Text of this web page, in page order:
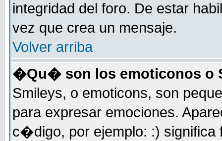
integridad del foro. De estar
vez que crea un mensaje.
Volver arriba
�Qu� son los emoticonos o
Smileys, o emoticons, son
para expresar emociones.
c�digo, por ejemplo: :) significa